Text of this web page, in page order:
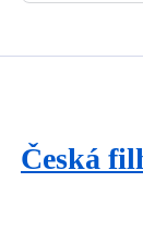
Česká